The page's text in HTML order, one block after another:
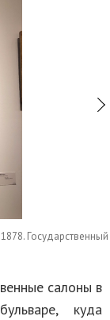
Государственный
салоны в
куда